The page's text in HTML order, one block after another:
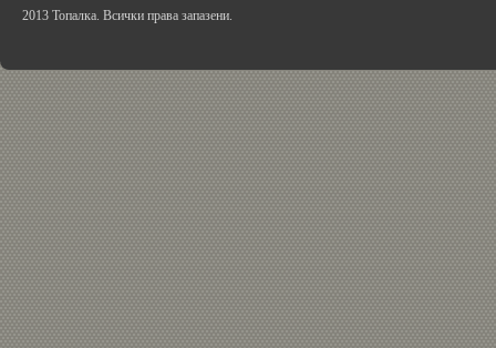
2013 Топалка. Всички права запазени.